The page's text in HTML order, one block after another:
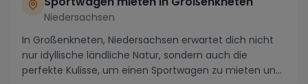
Niedersachsen
In Großenkneten, Niedersachsen erwartet dich nicht
nur idyllische ländliche Natur, sondern auch die
perfekte Kulisse, um einen Sportwagen zu mieten un...